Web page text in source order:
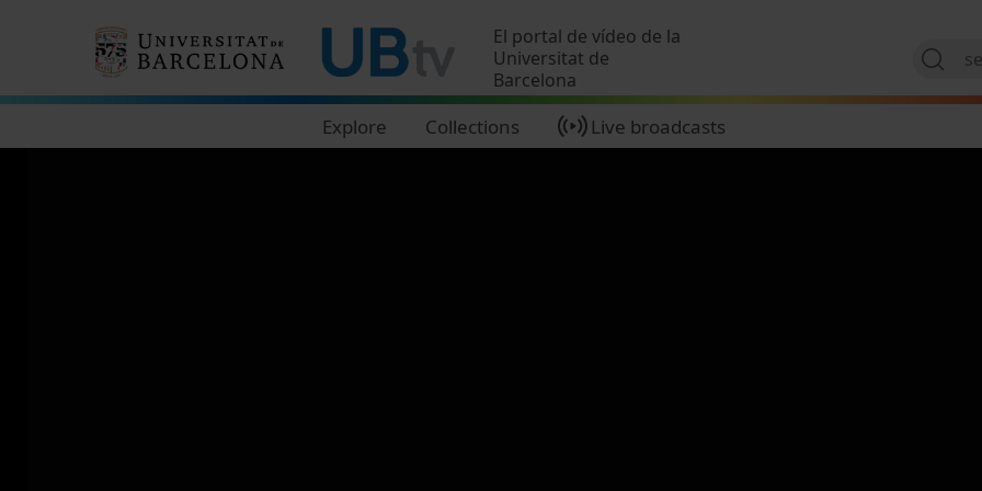
El portal de vídeo de la
Universitat de
Barcelona
Explore Collections Live broadcasts